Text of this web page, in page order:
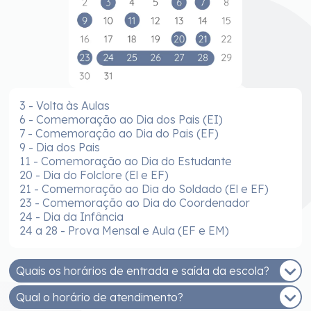
3 - Volta às Aulas
6 - Comemoração ao Dia dos Pais (EI)
7 - Comemoração ao Dia do Pais (EF)
9 - Dia dos Pais
11 - Comemoração ao Dia do Estudante
20 - Dia do Folclore (El e EF)
21 - Comemoração ao Dia do Soldado (El e EF)
23 - Comemoração ao Dia do Coordenador
24 - Dia da Infância
24 a 28 - Prova Mensal e Aula (EF e EM)
Quais os horários de entrada e saída da escola?
EDUCAÇÃO INFANTIL - MANHÃ
Qual o horário de atendimento?